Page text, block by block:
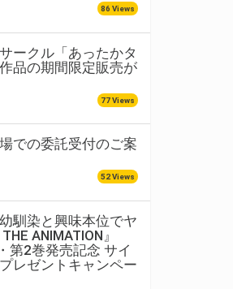
86 Views
ークル「あったかタ
品の期間限定販売が
77 Views
での委託受付のご案
52 Views
幼馴染と興味本位でヤ
ANIMATION』
第2巻発売記念 サイ
レゼントキャンペー